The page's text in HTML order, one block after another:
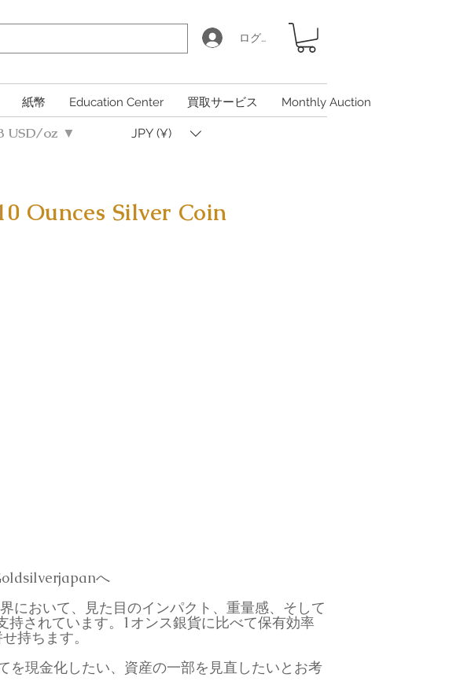
ログイン
紙幣 Education Center 買取サービス Monthly Auction
USD/oz ▼ JPY (¥)
Ounces Silver Coin
へ
において、見た目のインパクト、重量感、そして
されています。1オンス銀貨に比べて保有効率
持ちます。
を現金化したい、資産の一部を見直したいとお考